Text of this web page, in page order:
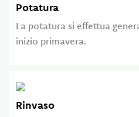
Potatura
La potatura si effettua
inizio primavera.
Rinvaso